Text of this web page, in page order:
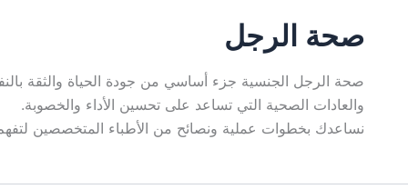
صحة الرجل
صحة الرجل الجنسية جزء أساسي من جودة الحياة والثقة
والعادات الصحية التي تساعد على تحسين الأداء والخصوبة.
نساعدك بخطوات عملية ونصائح من الأطباء المتخصصين